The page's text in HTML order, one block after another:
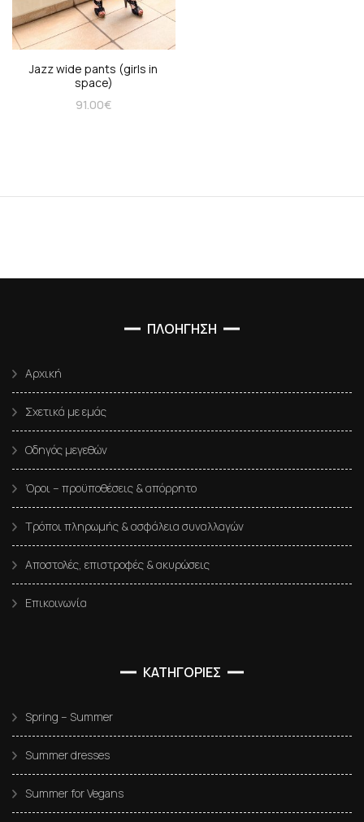
Jazz wide pants (girls in
space)
91.00€
ΠΛΟΗΓΗΣΗ
Αρχική
Σχετικά με εμάς
Οδηγός μεγεθών
Όροι – προϋποθέσεις & απόρρητο
Τρόποι πληρωμής & ασφάλεια συναλλαγών
Αποστολές, επιστροφές & ακυρώσεις
Επικοινωνία
ΚΑΤΗΓΟΡΙΕΣ
Spring – Summer
Summer dresses
Summer for Vegans